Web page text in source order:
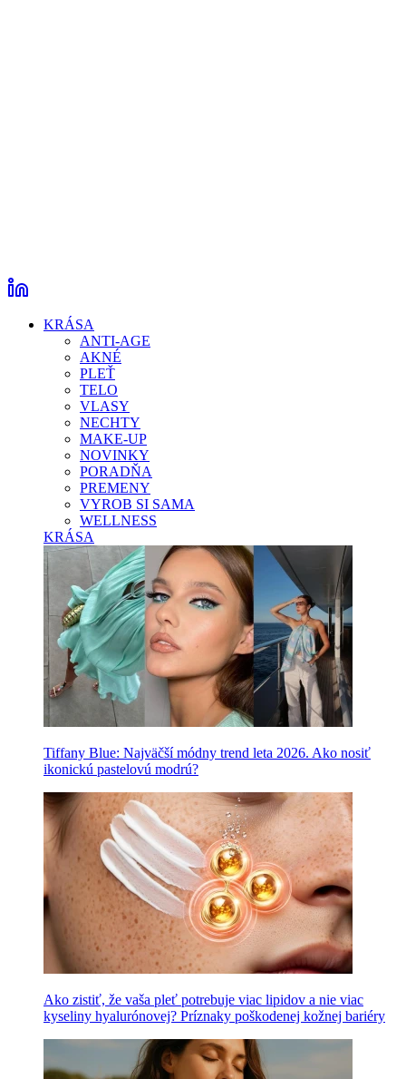
KRÁSA
ANTI-AGE
AKNÉ
PLEŤ
TELO
VLASY
NECHTY
MAKE-UP
NOVINKY
PORADŇA
PREMENY
VYROB SI SAMA
WELLNESS
KRÁSA
Tiffany Blue: Najväčší módny trend leta 2026. Ako nosiť
ikonickú pastelovú modrú?
Ako zistiť, že vaša pleť potrebuje viac lipidov a nie viac
kyseliny hyalurónovej? Príznaky poškodenej kožnej bariéry